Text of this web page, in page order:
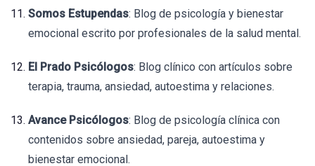
Somos Estupendas: Blog de psicología y bienestar
emocional escrito por profesionales de la salud mental.
El Prado Psicólogos: Blog clínico con artículos sobre
terapia, trauma, ansiedad, autoestima y relaciones.
Avance Psicólogos: Blog de psicología clínica con
contenidos sobre ansiedad, pareja, autoestima y
bienestar emocional.